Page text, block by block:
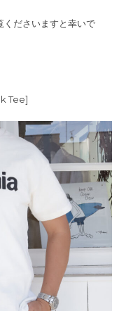
くださいますと幸いで
Tee]